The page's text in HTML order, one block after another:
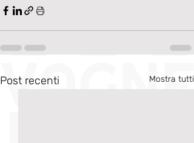
Post recenti Mostra tutti